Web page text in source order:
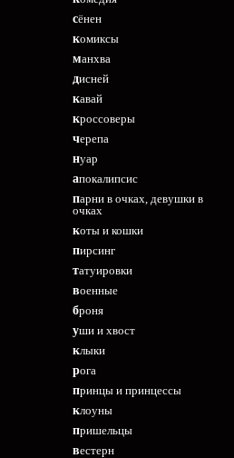
сёнен
комиксы
манхва
дисней
кавай
кроссоверы
черепа
нуар
апокалипсис
парни в очках, девушки в
очках
коты и кошки
пирсинг
татуировки
военные
броня
уши и хвост
клыки
рога
принцы и принцессы
клоуны
пришельцы
вестерн